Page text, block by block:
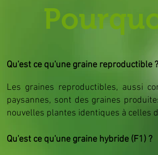
Qu'est ce qu'une graine reproductible ?
Les graines reproductibles, aussi
paysannes, sont des graines
nouvelles plantes identiques à celles
Qu'est ce qu'une graine hybride (F1) ?